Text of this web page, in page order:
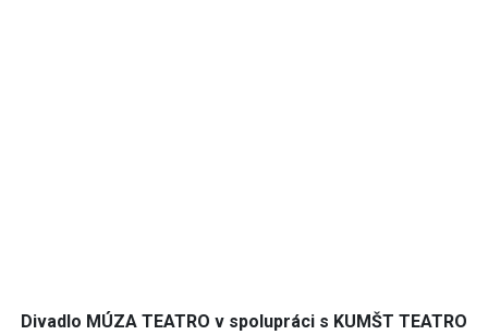
Divadlo MÚZA TEATRO v spolupráci s KUMŠT TEATRO